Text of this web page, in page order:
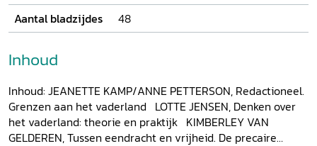
Aantal bladzijdes
48
Inhoud
Inhoud: JEANETTE KAMP/ANNE PETTERSON, Redactioneel.
Grenzen aan het vaderland LOTTE JENSEN, Denken over
het vaderland: theorie en praktijk KIMBERLEY VAN
GELDEREN, Tussen eendracht en vrijheid. De precaire